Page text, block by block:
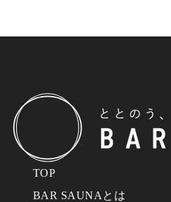
TOP
BAR SAUNAとは